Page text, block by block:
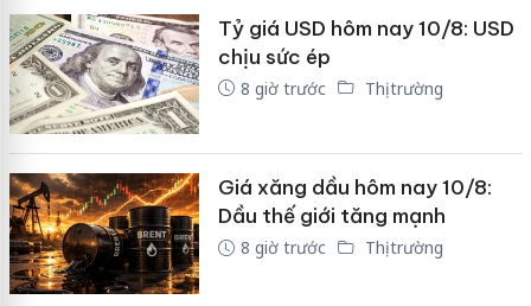
Tỷ giá USD hôm nay 10/8: USD
chịu sức ép
8 giờ trước Thị trường
Giá xăng dầu hôm nay 10/8:
Dầu thế giới tăng mạnh
8 giờ trước Thị trường